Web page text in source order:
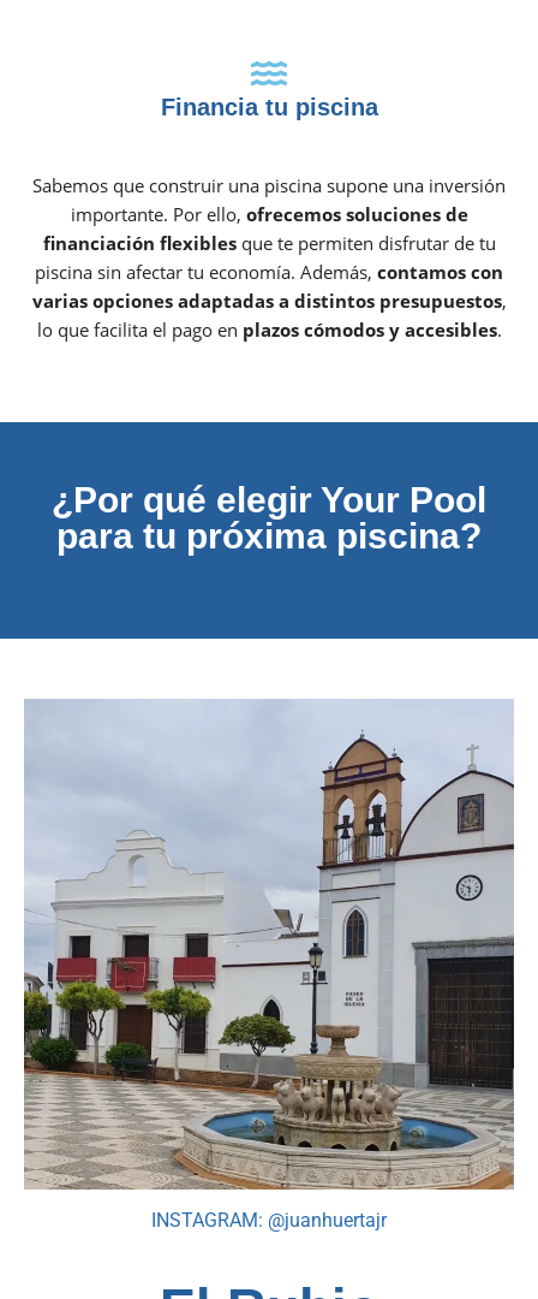
Financia tu piscina
Sabemos que construir una piscina supone una inversión
importante. Por ello, ofrecemos soluciones de
financiación flexiblesque te permiten disfrutar de tu
piscina sin afectar tu economía. Además, contamos con
varias opciones adaptadas a distintos presupuestos,
lo que facilita el pago en plazos cómodos y accesibles.
¿Por qué elegir Your Pool
para tu próxima piscina?
INSTAGRAM: @juanhuertajr